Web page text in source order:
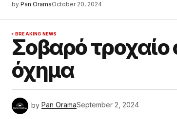
by Pan OramaOctober 20, 2024
BREAKING NEWS
Σοβαρό
όχημα
by Pan OramaSeptember 2, 2024